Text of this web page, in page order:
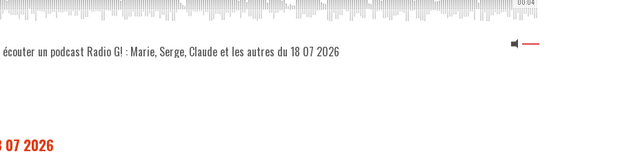
écouter un podcast Radio G! : Marie, Serge, Claude et les autres du 18 07 2026
07 2026